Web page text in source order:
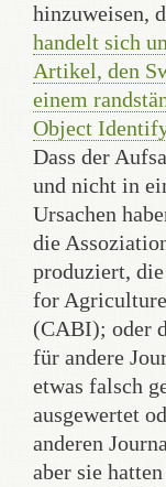
hinzuweisen,
handelt sich
Artikel, den
einem
Object
Dass der
und nicht in
Ursachen
die
produziert,
for
(CABI); oder
für andere
etwas falsch
ausgewertet
anderen
aber sie